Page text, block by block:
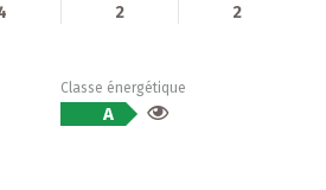
2 2
Classe énergétique
A